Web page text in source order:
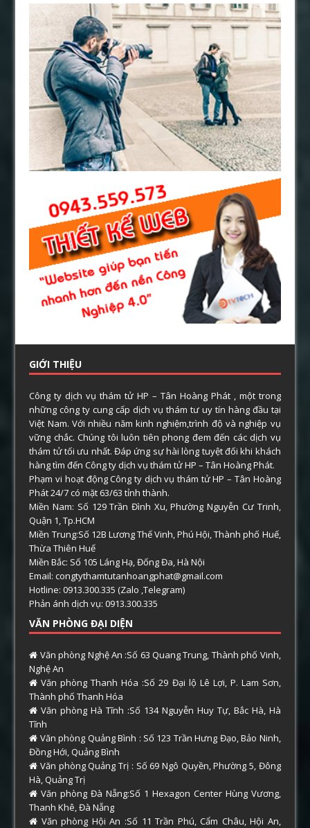
GIỚI THIỆU
Công ty dịch vụ thám tử HP – Tân Hoàng Phát , một trong
những công ty cung cấp dịch vụ thám tư uy tín hàng đầu tại
Việt Nam. Với nhiều năm kinh nghiệm,trình độ và nghiệp vụ
vững chắc. Chúng tôi luôn tiên phong đem đến các dịch vụ
thám tử tối ưu nhất. Đáp ứng sự hài lòng tuyệt đối khi khách
hàng tìm đến Công ty dịch vụ thám tử HP – Tân Hoàng Phát.
Phạm vi hoạt động Công ty dịch vụ thám tử HP – Tân Hoàng
Phát 24/7 có mặt 63/63 tỉnh thành.
Miền Nam: Số 129 Trần Đình Xu, Phường Nguyễn Cư Trinh,
Quận 1, Tp.HCM
Miền Trung:Số 12B Lương Thế Vinh, Phú Hội, Thành phố Huế,
Thừa Thiên Huế
Miền Bắc: Số 105 Láng Hạ, Đống Đa, Hà Nội
Email: congtythamtutanhoangphat@gmail.com
Hotline: 0913.300.335 (Zalo ,Telegram)
Phản ánh dịch vụ: 0913.300.335
VĂN PHÒNG ĐẠI DIỆN
Văn phòng Nghệ An :Số 63 Quang Trung, Thành phố Vinh,
Nghệ An
Văn phòng Thanh Hóa :Số 29 Đại lộ Lê Lợi, P. Lam Sơn,
Thành phố Thanh Hóa
Văn phòng Hà Tĩnh :Số 134 Nguyễn Huy Tự, Bắc Hà, Hà
Tĩnh
Văn phòng Quảng Bình : Số 123 Trần Hưng Đạo, Bảo Ninh,
Đồng Hới, Quảng Bình
Văn phòng Quảng Trị : Số 69 Ngô Quyền, Phường 5, Đông
Hà, Quảng Trị
Văn phòng Đà Nẵng:Số 1 Hexagon Center Hùng Vương,
Thanh Khê, Đà Nẵng
Văn phòng Hội An :Số 11 Trần Phú, Cẩm Châu, Hội An,